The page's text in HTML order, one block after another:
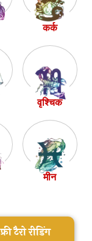
कर्क
वृश्चिक
मीन
फ्री टैरो रीडिंग